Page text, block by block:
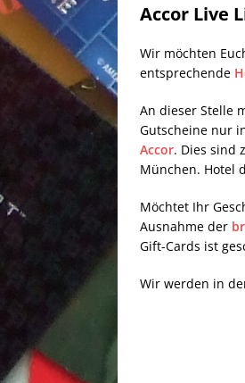
Accor Live
Wir möchten
entsprechende
An dieser Stelle
Gutscheine nur
Accor. Dies sind
München. Hotel
Möchtet Ihr
Ausnahme der
Gift-Cards ist
Wir werden in